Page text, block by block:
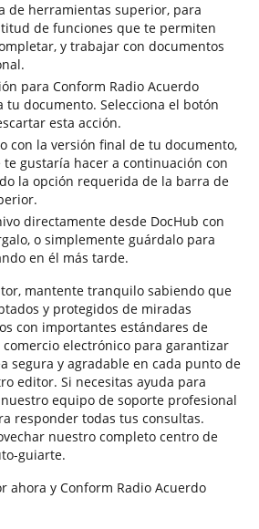
de herramientas superior, para
de funciones que te permiten
y trabajar con documentos
para Conform Radio Acuerdo
tu documento. Selecciona el botón
esta acción.
con la versión final de tu documento,
te gustaría hacer a continuación con
la opción requerida de la barra de
directamente desde DocHub con
o simplemente guárdalo para
en él más tarde.
mantente tranquilo sabiendo que
y protegidos de miradas
con importantes estándares de
electrónico para garantizar
segura y agradable en cada punto de
editor. Si necesitas ayuda para
equipo de soporte profesional
responder todas tus consultas.
nuestro completo centro de
guiarte.
ahora y Conform Radio Acuerdo